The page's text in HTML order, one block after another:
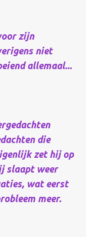
zijn
niet
allemaal...
die
zet hij op
slaapt weer
wat eerst
meer.